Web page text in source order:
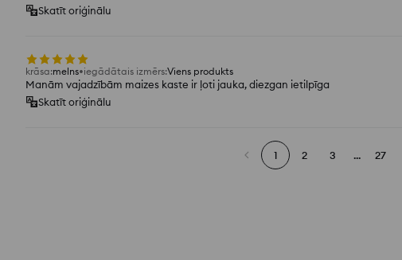
Skatīt oriģinālu
krāsa:melns iegādātais izmērs:Viens produkts
Manām vajadzībām maizes kaste ir ļoti jauka, diezgan ietilpīga
Skatīt oriģinālu
1 2 3 ... 27